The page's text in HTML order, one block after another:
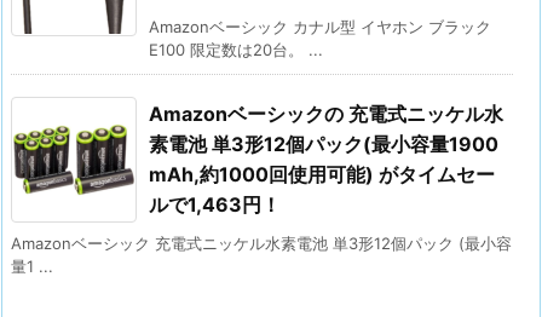
Amazonベーシック カナル型 イヤホン ブラック
E100 限定数は20台。 ...
Amazonベーシックの 充電式ニッケル水
素電池 単3形12個パック(最小容量1900
mAh,約1000回使用可能) がタイムセー
ルで1,463円！
Amazonベーシック 充電式ニッケル水素電池 単3形12個パック (最小容
量1 ...